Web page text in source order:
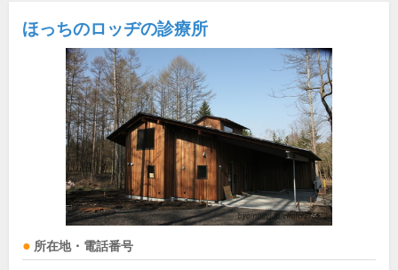
ほっちのロッヂの診療所
所在地・電話番号